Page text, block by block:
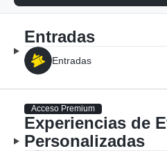
Entradas
Entradas
Acceso Premium
Experiencias de
Personalizadas